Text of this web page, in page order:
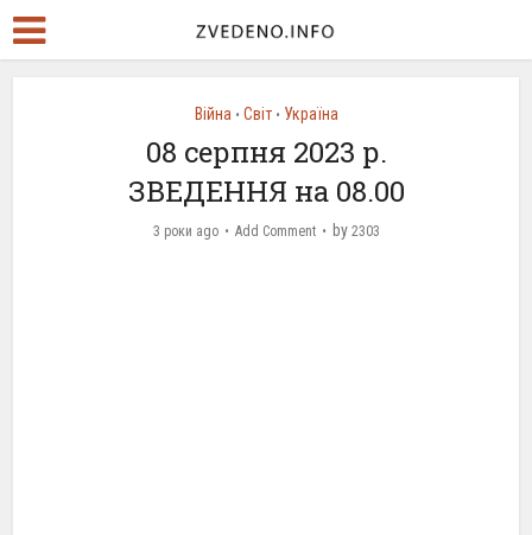
Війна • Світ • Україна
08 серпня 2023 р.
ЗВЕДЕННЯ на 08.00
3 роки ago Add Comment by 2303